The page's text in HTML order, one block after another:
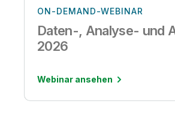
ON-DEMAND-WEBINAR
Daten-, Analyse- und
2026
Webinar ansehen